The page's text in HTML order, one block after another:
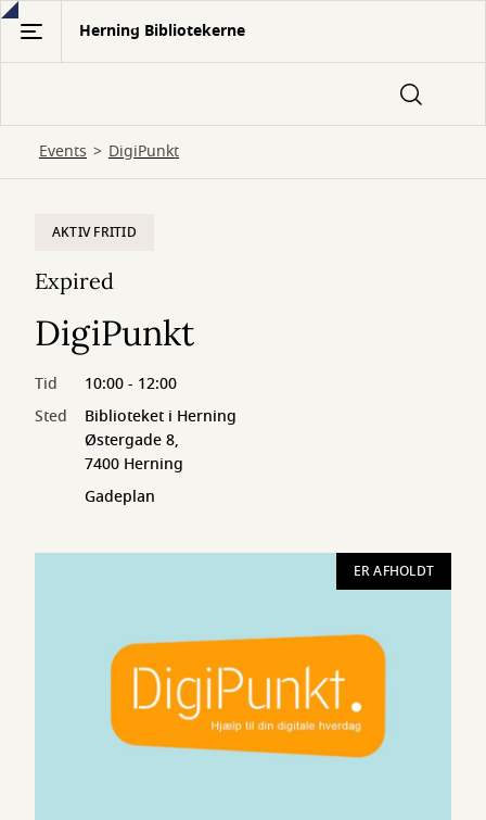
Gå
hovedindhold
Herning Bibliotekerne
Events DigiPunkt
ER AFHOLDT
AKTIV FRITID
Expired
DigiPunkt
Tid
10:00 - 12:00
Sted
Biblioteket i Herning
Østergade 8,
7400 Herning
Gadeplan